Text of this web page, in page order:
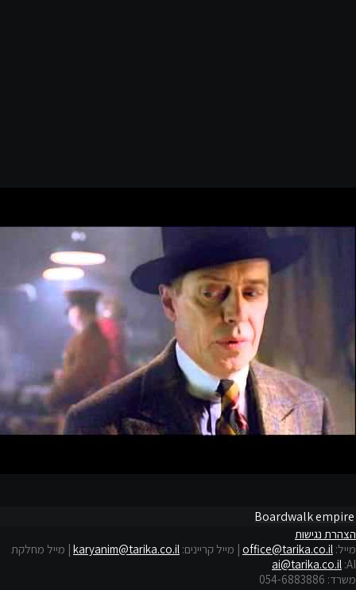
Boardwalk empire
הצהרת נגישות
מייל: office@tarika.co.il | מייל קריינים: karyanim@tarika.co.il | מייל מחלקת
AI
:
ai@tarika.co.il
משרד: 054-6883886